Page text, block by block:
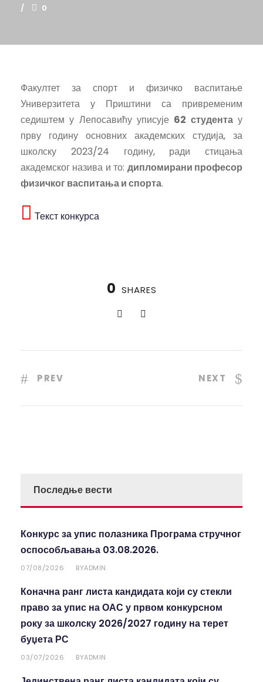
0
Факултет за спорт и физичко васпитање
Универзитета у Приштини са привременим
седиштем у Лепосавићу уписује 62 студентау
прву годину основних академских студија, за
школску 2023/24 годину, ради стицања
академског назива и то: дипломирани професор
физичког васпитања и спорта.
Текст конкурса
0 SHARES
PREV NEXT
Последње вести
Конкурс за упис полазника Програма стручног
оспособљавања 03.08.2026.
07/08/2026 BYADMIN
Коначна ранг листа кандидата који су стекли
право за упис на ОАС у првом конкурсном
року за школску 2026/2027 годину на терет
буџета РС
03/07/2026 BYADMIN